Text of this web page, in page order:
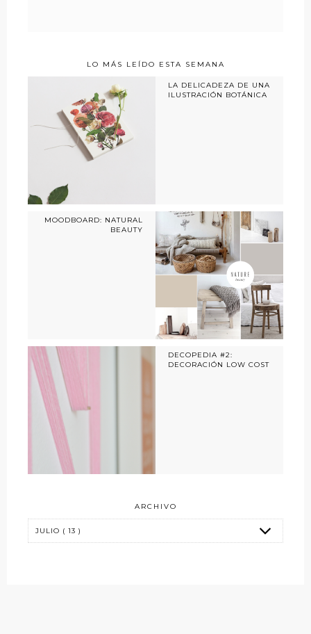
LO MÁS LEÍDO ESTA SEMANA
LA DELICADEZA DE UNA
ILUSTRACIÓN BOTÁNICA
MOODBOARD: NATURAL
BEAUTY
DECOPEDIA #2:
DECORACIÓN LOW COST
ARCHIVO